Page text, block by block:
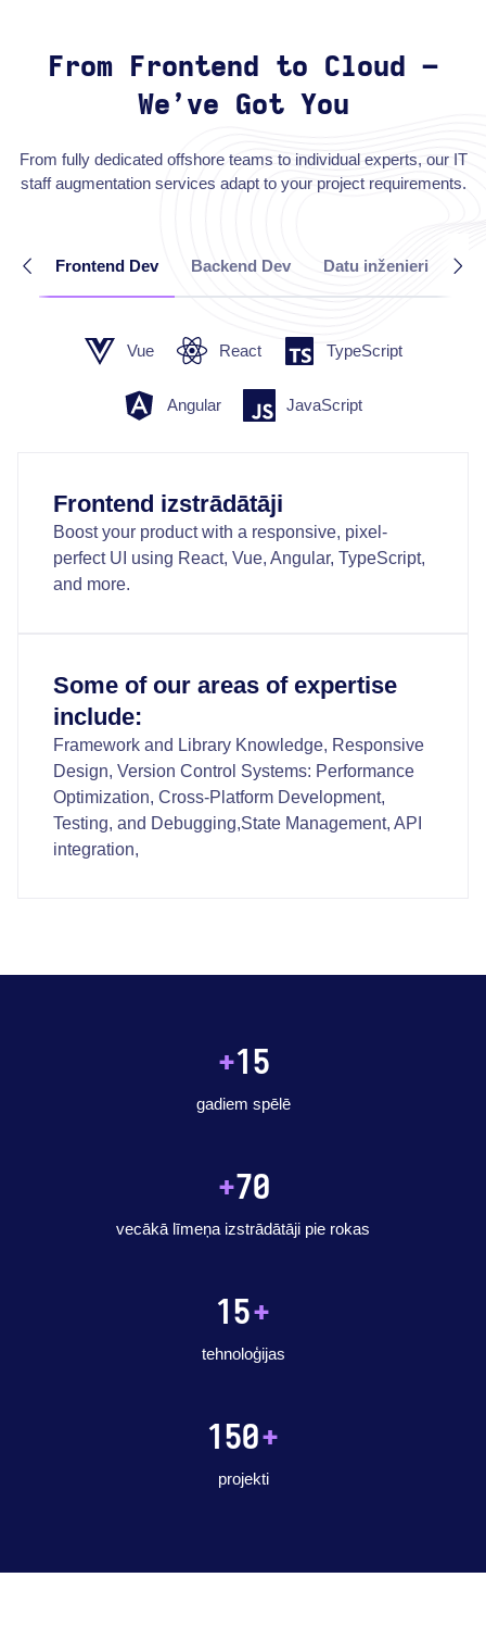
From Frontend to Cloud –
We’ve Got You
From fully dedicated offshore teams to individual experts, our IT
staff augmentation services adapt to your project requirements.
Frontend Dev Backend Dev Datu inženieri
Vue React TypeScript
Angular JavaScript
Frontend izstrādātāji
Boost your product with a responsive, pixel-
perfect UI using React, Vue, Angular, TypeScript,
and more.
Some of our areas of expertise
include:
Framework and Library Knowledge, Responsive
Design, Version Control Systems: Performance
Optimization, Cross-Platform Development,
Testing, and Debugging,State Management, API
integration,
+15
gadiem spēlē
+70
vecākā līmeņa izstrādātāji pie rokas
15+
tehnoloģijas
150+
projekti